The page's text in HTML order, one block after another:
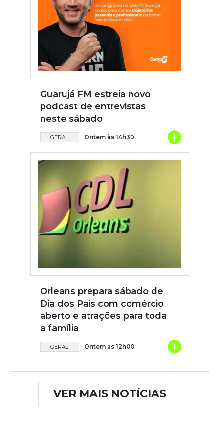
Guarujá FM estreia novo
podcast de entrevistas
neste sábado
GERAL Ontem às 14h30 +
Orleans prepara sábado de
Dia dos Pais com comércio
aberto e atrações para toda
a família
GERAL Ontem às 12h00 +
VER MAIS NOTÍCIAS